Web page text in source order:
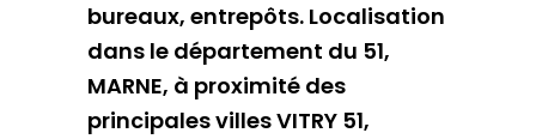
bureaux, entrepôts. Localisation
dans le département du 51,
MARNE, à proximité des
principales villes VITRY 51,